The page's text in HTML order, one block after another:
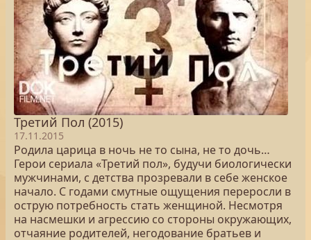
Третий Пол (2015)
17.11.2015
Родила царица в ночь не то сына, не то дочь…
Герои сериала «Третий пол», будучи биологически
мужчинами, с детства прозревали в себе женское
начало. С годами смутные ощущения переросли в
острую потребность стать женщиной. Несмотря
на насмешки и агрессию со стороны окружающих,
отчаяние родителей, негодование братьев и